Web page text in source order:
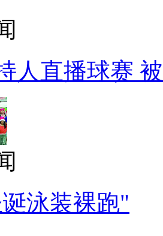
人直播球赛
泳装裸跑"